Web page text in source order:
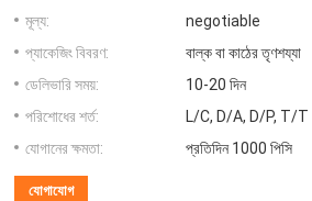
মূল্য:
negotiable
প্যাকেজিং বিবরণ:
বাল্ক বা কাঠের তৃণশয্যা
ডেলিভারি সময়:
10-20 দিন
পরিশোধের শর্ত:
L/C, D/A, D/P, T/T
যোগানের ক্ষমতা:
প্রতিদিন 1000 পিসি
যোগাযোগ